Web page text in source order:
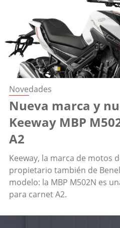
Novedades
Nueva marca y
Keeway MBP
A2
Keeway, la marca de motos
propietario también de
modelo: la MBP M502N es
para carnet A2.